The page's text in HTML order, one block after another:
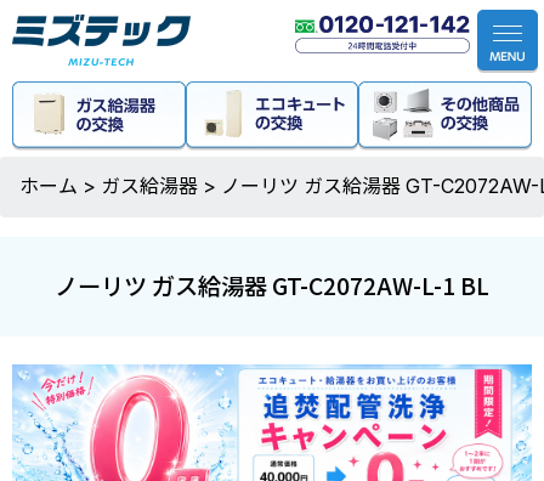
ホーム > ガス給湯器 > ノーリツ ガス給湯器 GT-C2072AW-
ノーリツ ガス給湯器 GT-C2072AW-L-1 BL